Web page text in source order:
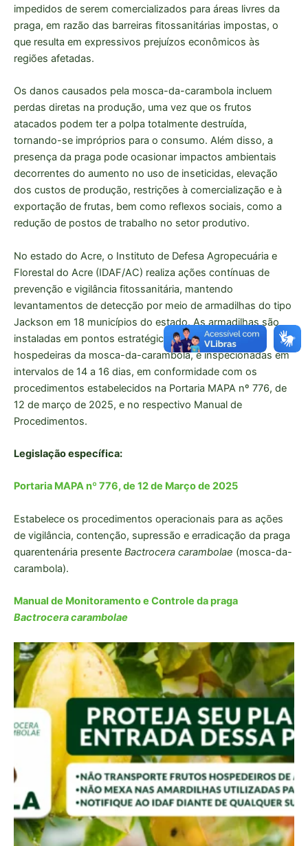
impedidos de serem comercializados para áreas livres da
praga, em razão das barreiras fitossanitárias impostas, o
que resulta em expressivos prejuízos econômicos às
regiões afetadas.
Os danos causados pela mosca-da-carambola incluem
perdas diretas na produção, uma vez que os frutos
atacados podem ter a polpa totalmente destruída,
tornando-se impróprios para o consumo. Além disso, a
presença da praga pode ocasionar impactos ambientais
decorrentes do aumento no uso de inseticidas, elevação
dos custos de produção, restrições à comercialização e à
exportação de frutas, bem como reflexos sociais, como a
redução de postos de trabalho no setor produtivo.
No estado do Acre, o Instituto de Defesa Agropecuária e
Florestal do Acre (IDAF/AC) realiza ações contínuas de
prevenção e vigilância fitossanitária, mantendo
levantamentos de detecção por meio de armadilhas do tipo
Jackson em 18 municípios do estado. As armadilhas são
instaladas em pontos estratégicos, junto a plantas
hospedeiras da mosca-da-carambola, e inspecionadas em
intervalos de 14 a 16 dias, em conformidade com os
procedimentos estabelecidos na Portaria MAPA nº 776, de
12 de março de 2025, e no respectivo Manual de
Procedimentos.
Legislação específica:
Portaria MAPA nº 776, de 12 de Março de 2025
Estabelece os procedimentos operacionais para as ações
de vigilância, contenção, supressão e erradicação da praga
quarentenária presente Bactrocera carambolae (mosca-da-
carambola).
Manual de Monitoramento e Controle da praga
Bactrocera carambolae